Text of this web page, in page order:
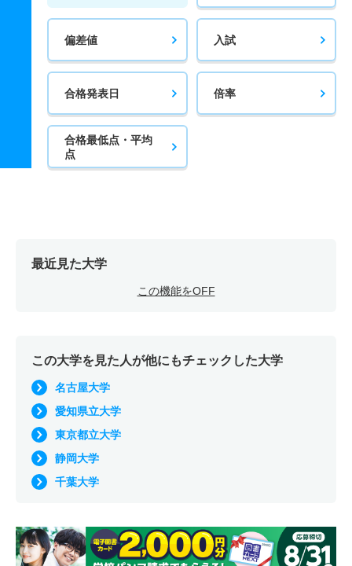
偏差値 入試
合格発表日 倍率
合格最低点・平均
点
最近見た大学
この機能をOFF
この大学を見た人が他にもチェックした大学
名古屋大学
愛知県立大学
東京都立大学
静岡大学
千葉大学